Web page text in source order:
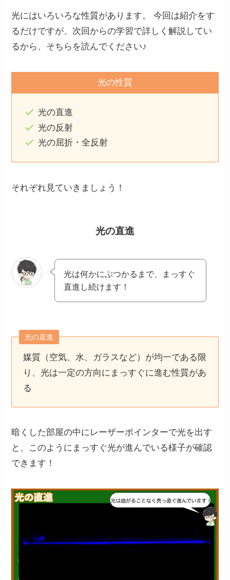
光にはいろいろな性質があります。 今回は紹介をす
るだけですが、次回からの学習で詳しく解説してい
るから、そちらを読んでください♪
光の性質
光の直進
光の反射
光の屈折・全反射
それぞれ見ていきましょう！
光の直進
光は何かにぶつかるまで、まっすぐ
直進し続けます！
光の直進
媒質（空気、水、ガラスなど）が均一である限
り、光は一定の方向にまっすぐに進む性質があ
る
暗くした部屋の中にレーザーポインターで光を出す
と、このようにまっすぐ光が進んでいる様子が確認
できます！